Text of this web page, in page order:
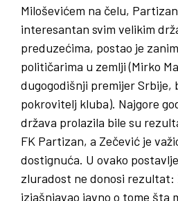
Miloševićem na čelu,
interesantan svim velikim
preduzećima, postao je
političarima u zemlji (Mirko
dugogodišnji premijer Srbije,
pokrovitelj kluba). Najgore
država prolazila bile su
FK Partizan, a Zečević je
dostignuća. U ovako
zluradost ne donosi rezultat:
izjašnjavao javno o tome šta